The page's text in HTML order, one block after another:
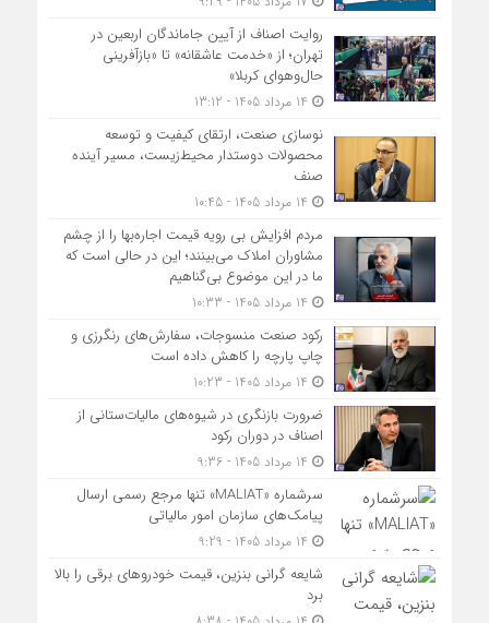
روایت اصناف از آیین جاماندگان اربعین در
تهران؛ از «خدمت عاشقانه» تا «بازآفرینی
حال‌وهوای کربلا»
نوسازی صنعت، ارتقای کیفیت و توسعه
محصولات دوستدار محیط‌زیست، مسیر آینده
صنف
مردم افزایش بی رویه قیمت اجاره‌بها را از چشم
مشاوران املاک می‌بینند؛ این در حالی است که
ما در این موضوع بی‌گناهیم
رکود صنعت منسوجات، سفارش‌های رنگرزی و
چاپ پارچه را کاهش داده است
ضرورت بازنگری در شیوه‌های مالیات‌ستانی از
اصناف در دوران رکود
سرشماره «MALIAT» تنها مرجع رسمی ارسال
پیامک‌های سازمان امور مالیاتی
شایعه گرانی بنزین، قیمت خودروهای برقی را بالا
برد